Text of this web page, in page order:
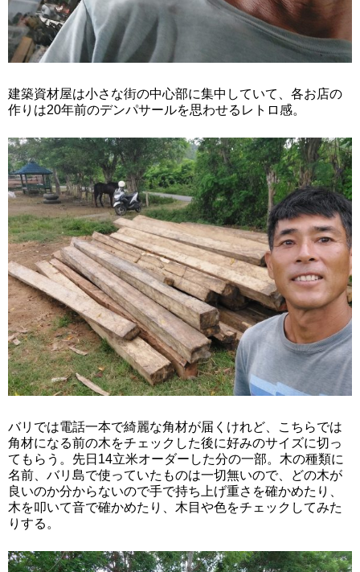
建築資材屋は小さな街の中心部に集中していて、各お店の
作りは20年前のデンパサールを思わせるレトロ感。
バリでは電話一本で綺麗な角材が届くけれど、こちらでは
角材になる前の木をチェックした後に好みのサイズに切っ
てもらう。先日14立米オーダーした分の一部。木の種類に
名前、バリ島で使っていたものは一切無いので、どの木が
良いのか分からないので手で持ち上げ重さを確かめたり、
木を叩いて音で確かめたり、木目や色をチェックしてみた
りする。